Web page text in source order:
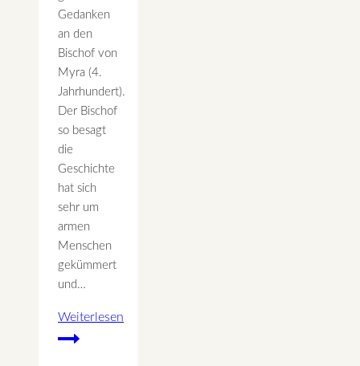
Gedanken
an den
Bischof von
Myra (4.
Jahrhundert).
Der Bischof
so besagt
die
Geschichte
hat sich
sehr um
armen
Menschen
gekümmert
und…
Weiterlesen
Bischof